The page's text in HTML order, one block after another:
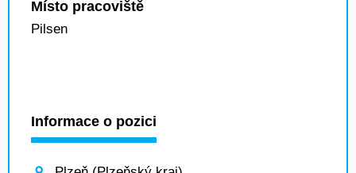
Místo pracoviště
Pilsen
Informace o pozici